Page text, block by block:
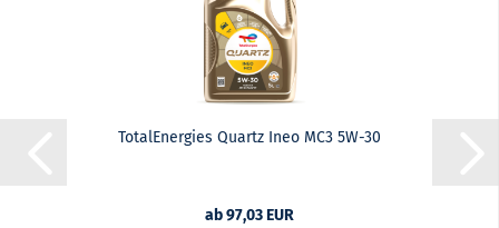
TotalEnergies Quartz Ineo MC3 5W-30
ab 97,03 EUR